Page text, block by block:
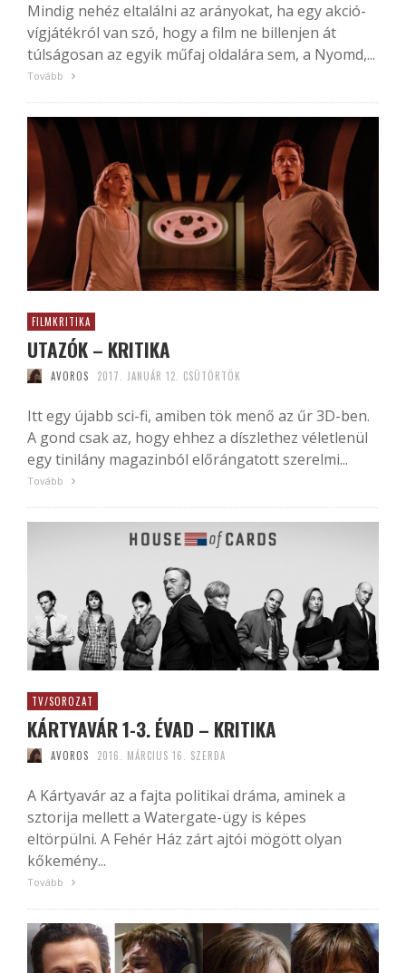
Mindig nehéz eltalálni az arányokat, ha egy akció-
vígjátékról van szó, hogy a film ne billenjen át
túlságosan az egyik műfaj oldalára sem, a Nyomd,...
Tovább
FILMKRITIKA
UTAZÓK – KRITIKA
AVOROS 2017. JANUÁR 12. CSÜTÖRTÖK
Itt egy újabb sci-fi, amiben tök menő az űr 3D-ben.
A gond csak az, hogy ehhez a díszlethez véletlenül
egy tinilány magazinból előrángatott szerelmi...
Tovább
TV/SOROZAT
KÁRTYAVÁR 1-3. ÉVAD – KRITIKA
AVOROS 2016. MÁRCIUS 16. SZERDA
A Kártyavár az a fajta politikai dráma, aminek a
sztorija mellett a Watergate-ügy is képes
eltörpülni. A Fehér Ház zárt ajtói mögött olyan
kőkemény...
Tovább